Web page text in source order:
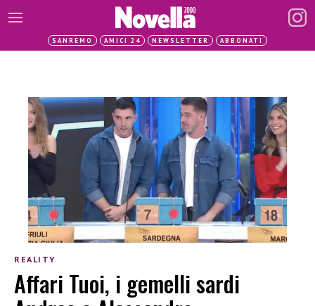
SANREMO AMICI 24 NEWSLETTER ABBONATI
REALITY
Affari Tuoi, i gemelli sardi